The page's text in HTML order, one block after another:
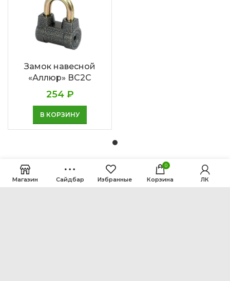
Замок навесной
«Аллюр» ВС2С
254 ₽
В КОРЗИНУ
Магазин Сайдбар Избранные
0
Корзина ЛК